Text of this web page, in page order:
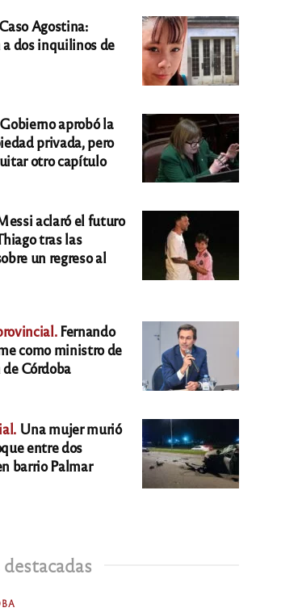
Agostina:
dos inquilinos de
aprobó la
privada, pero
otro capítulo
aclaró el futuro
tras las
un regreso al
Fernando
como ministro de
Córdoba
Una mujer murió
entre dos
barrio Palmar